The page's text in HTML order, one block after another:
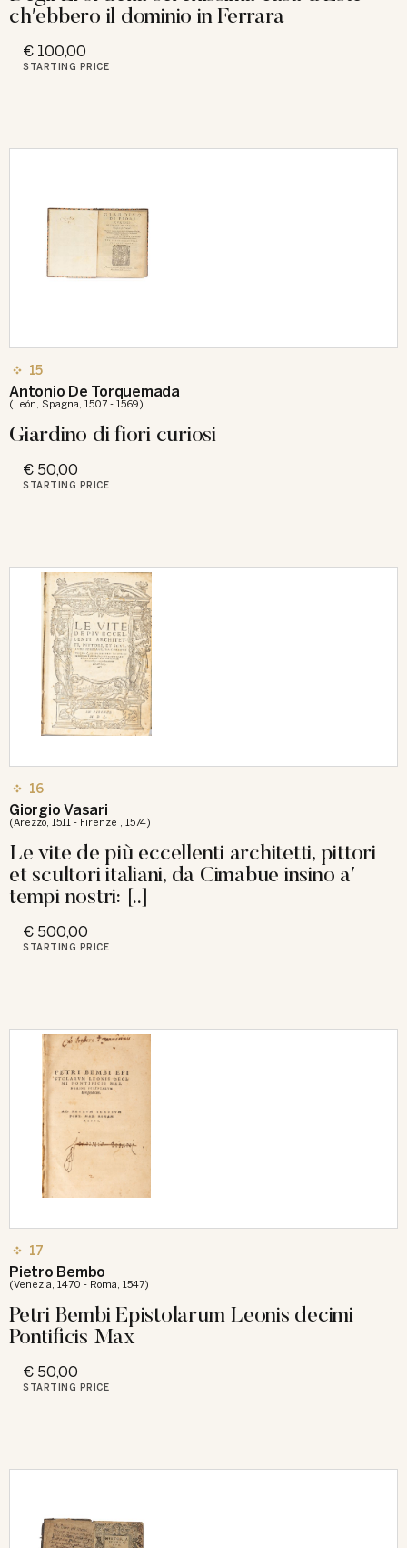
chʹebbero il dominio in Ferrara
€ 100,00
STARTING PRICE
15
Antonio De Torquemada
(León, Spagna, 1507 - 1569)
Giardino di fiori curiosi
€ 50,00
STARTING PRICE
16
Giorgio Vasari
(Arezzo, 1511 - Firenze , 1574)
Le vite de più eccellenti architetti, pittori
et scultori italiani, da Cimabue insino aʹ
tempi nostri: [..]
€ 500,00
STARTING PRICE
17
Pietro Bembo
(Venezia, 1470 - Roma, 1547)
Petri Bembi Epistolarum Leonis decimi
Pontiﬁcis Max
€ 50,00
STARTING PRICE